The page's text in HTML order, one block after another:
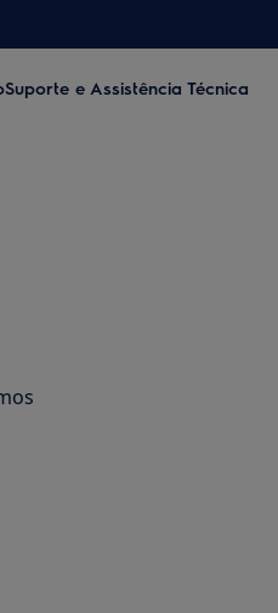
Suporte e Assistência Técnica